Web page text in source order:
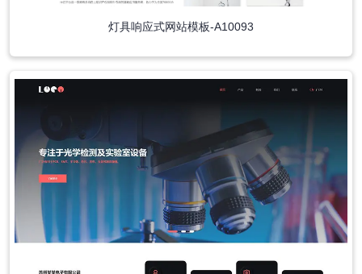
灯具响应式网站模板-A10093